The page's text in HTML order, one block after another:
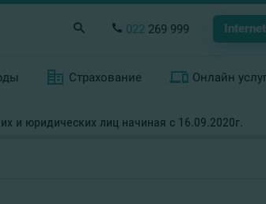
022 269 999
Страхование Онлайн
и юридических лиц начиная с 16.09.2020г.